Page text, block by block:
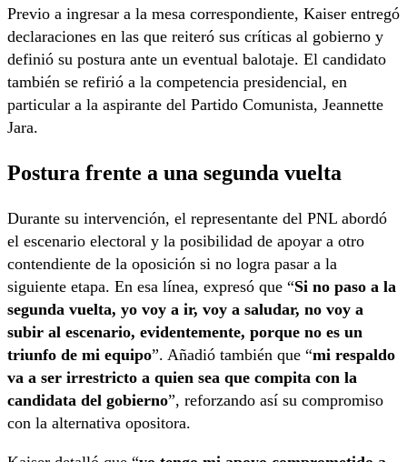
Previo a ingresar a la mesa correspondiente, Kaiser entregó
declaraciones en las que reiteró sus críticas al gobierno y
definió su postura ante un eventual balotaje. El candidato
también se refirió a la competencia presidencial, en
particular a la aspirante del Partido Comunista, Jeannette
Jara.
Postura frente a una segunda vuelta
Durante su intervención, el representante del PNL abordó
el escenario electoral y la posibilidad de apoyar a otro
contendiente de la oposición si no logra pasar a la
siguiente etapa. En esa línea, expresó que “Si no paso a la
segunda vuelta, yo voy a ir, voy a saludar, no voy a
subir al escenario, evidentemente, porque no es un
triunfo de mi equipo”. Añadió también que “mi respaldo
va a ser irrestricto a quien sea que compita con la
candidata del gobierno”, reforzando así su compromiso
con la alternativa opositora.